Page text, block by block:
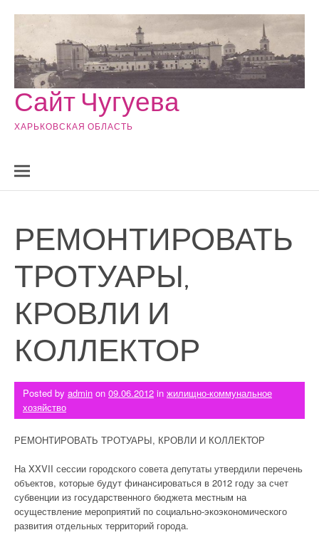
Сайт Чугуева
ХАРЬКОВСКАЯ ОБЛАСТЬ
РЕМОНТИРОВАТЬ
ТРОТУАРЫ,
КРОВЛИ И
КОЛЛЕКТОР
Posted by admin on 09.06.2012 in жилищно-коммунальное
хозяйство
РЕМОНТИРОВАТЬ ТРОТУАРЫ, КРОВЛИ И КОЛЛЕКТОР
На XXVII сессии городского совета депутаты утвердили перечень
объектов, которые будут финансироваться в 2012 году за счет
субвенции из государственного бюджета местным на
осуществление мероприятий по социально-экоэкономического
развития отдельных территорий города.